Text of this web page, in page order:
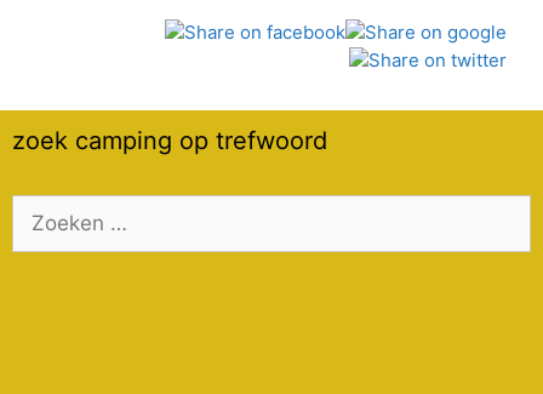
zoek camping op trefwoord
naar: